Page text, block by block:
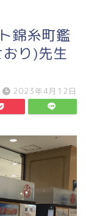
錦糸町鑑
り)先生
2023年4月12日